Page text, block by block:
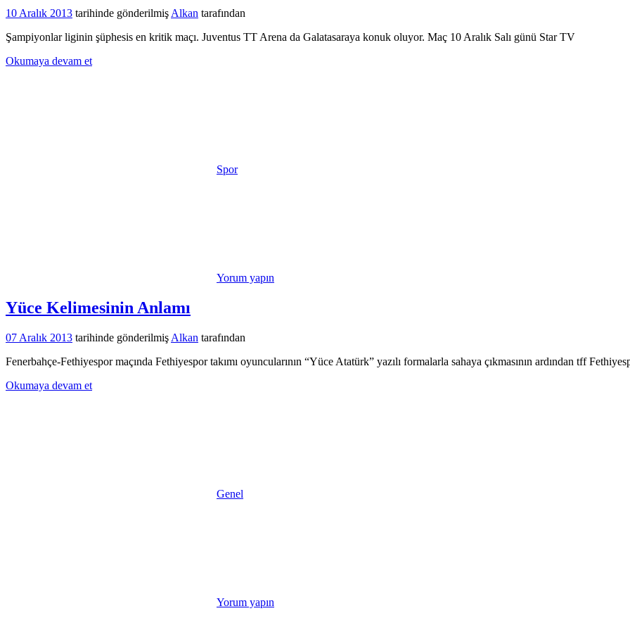
10 Aralık 2013 tarihinde gönderilmiş Alkan tarafından
Şampiyonlar liginin şüphesis en kritik maçı. Juventus TT Arena da Galatasaraya konuk oluyor. Maç 10 Aralık Salı günü Star TV
Okumaya devam et
Spor
Yorum yapın
Yüce Kelimesinin Anlamı
07 Aralık 2013 tarihinde gönderilmiş Alkan tarafından
Fenerbahçe-Fethiyespor maçında Fethiyespor takımı oyuncularının “Yüce Atatürk” yazılı formalarla sahaya çıkmasının ardından tff
Okumaya devam et
Genel
Yorum yapın